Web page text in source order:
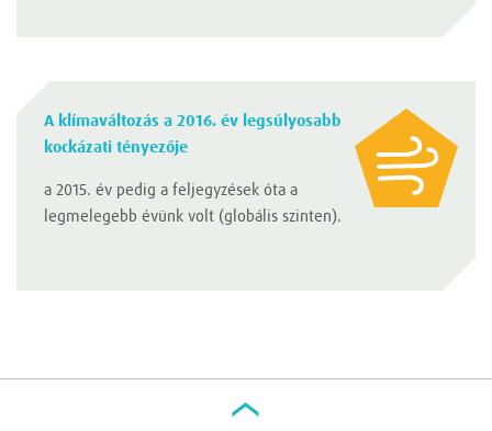
A klímaváltozás a 2016. év legsúlyosabb
kockázati tényezője
a 2015. év pedig a feljegyzések óta a
legmelegebb évünk volt (globális szinten).